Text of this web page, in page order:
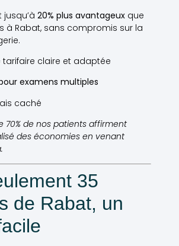
20% plus avantageuxque
à Rabat, sans compromis sur la
tarifaire claire et adaptée
examens multiples
caché
70% de nos patients affirment
des économies en venant
35
de Rabat, un